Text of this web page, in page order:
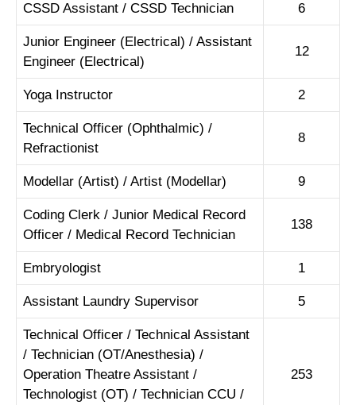
CSSD Assistant / CSSD Technician 6
Junior Engineer (Electrical) / Assistant
Engineer (Electrical)
12
Yoga Instructor 2
Technical Officer (Ophthalmic) /
Refractionist
8
Modellar (Artist) / Artist (Modellar) 9
Coding Clerk / Junior Medical Record
Officer / Medical Record Technician
138
Embryologist 1
Assistant Laundry Supervisor 5
Technical Officer / Technical Assistant
/ Technician (OT/Anesthesia) /
Operation Theatre Assistant /
Technologist (OT) / Technician CCU /
253